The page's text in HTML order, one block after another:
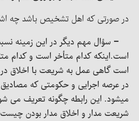
در صورتی که اهل تشخیص باشد چه
– سؤال مهم دیگر در این زمینه
است.اینکه کدام متأخر است و کدام
است گاهی عمل به شریعت با اخلاق
در عرصه اجرایی و حکومتی که
میشود. این رابطه چگونه تعریف
شریعت مدار و اخلاق مدار بودن